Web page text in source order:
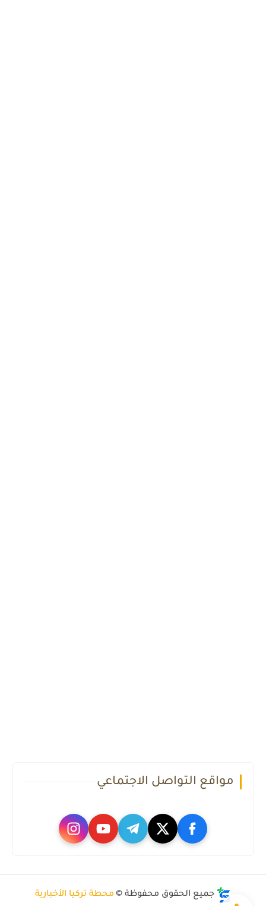
مواقع التواصل الاجتماعي
جميع الحقوق محفوظة © محطة تركيا الأخبارية